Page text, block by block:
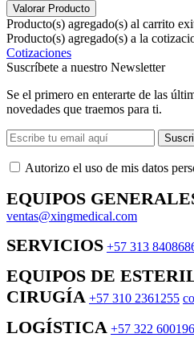
Valorar Producto
Producto(s) agregado(s) al carrito
Producto(s) agregado(s) a la
Cotizaciones
Suscríbete a nuestro Newsletter
Se el primero en enterarte de las
novedades que traemos para ti.
Autorizo ​​el uso de mis datos
EQUIPOS
ventas@xingmedical.com
SERVICIOS +57 313
EQUIPOS DE
CIRUGÍA +57 310 2361255
LOGÍSTICA +57 322